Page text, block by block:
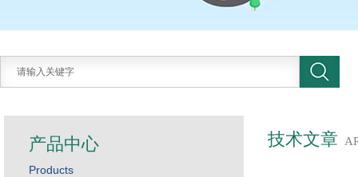
技术文章
产品中心
Products